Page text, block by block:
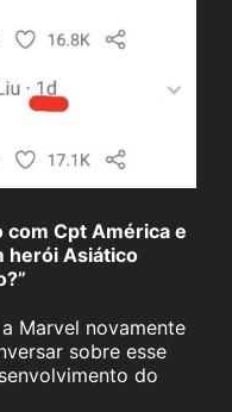
com Cpt América e
herói Asiático
Marvel novamente
sobre esse
do